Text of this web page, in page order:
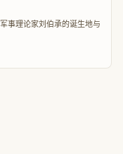
事理论家刘伯承的诞生地与